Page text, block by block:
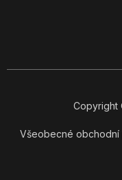
Copyright
Všeobecné obchodní